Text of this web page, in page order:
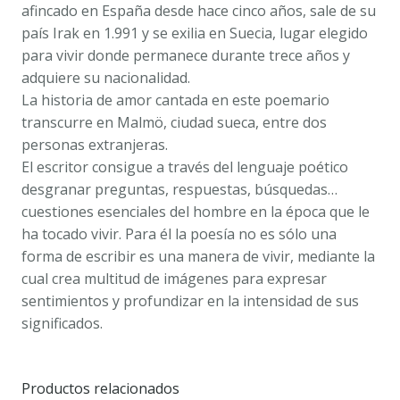
afincado en España desde hace cinco años, sale de su
país Irak en 1.991 y se exilia en Suecia, lugar elegido
para vivir donde permanece durante trece años y
adquiere su nacionalidad.
La historia de amor cantada en este poemario
transcurre en Malmö, ciudad sueca, entre dos
personas extranjeras.
El escritor consigue a través del lenguaje poético
desgranar preguntas, respuestas, búsquedas…
cuestiones esenciales del hombre en la época que le
ha tocado vivir. Para él la poesía no es sólo una
forma de escribir es una manera de vivir, mediante la
cual crea multitud de imágenes para expresar
sentimientos y profundizar en la intensidad de sus
significados.
Productos relacionados